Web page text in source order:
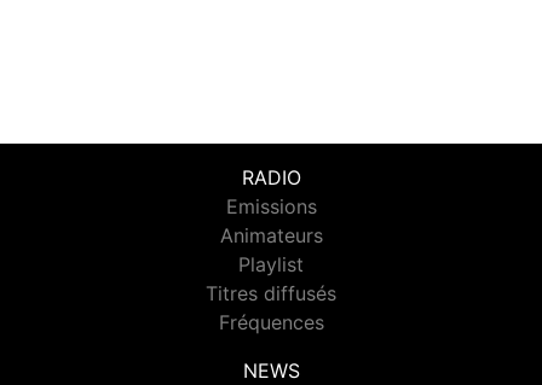
RADIO
Emissions
Animateurs
Playlist
Titres diffusés
Fréquences
NEWS